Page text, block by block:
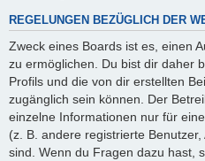
REGELUNGEN BEZÜGLICH DER
Zweck eines Boards ist es, einen
zu ermöglichen. Du bist dir daher
Profils und die von dir erstellten
zugänglich sein können. Der
einzelne Informationen nur für
(z. B. andere registrierte
sind. Wenn du Fragen dazu hast,